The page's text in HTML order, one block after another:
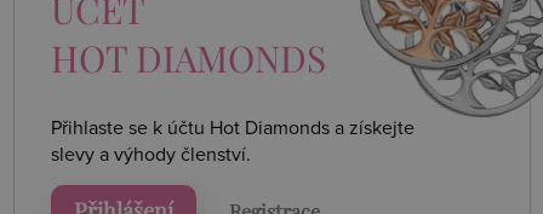
ÚČET
HOT DIAMONDS
Přihlaste se k účtu Hot Diamonds a získejte
slevy a výhody členství.